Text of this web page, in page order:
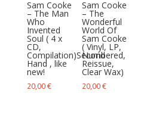
Sam Cooke
– The Man
Who
Invented
Soul ( 4 x
CD,
Compilation)Second
Hand , like
new!
20,00€
Sam Cooke
– The
Wonderful
World Of
Sam Cooke
( Vinyl, LP,
Numbered,
Reissue,
Clear Wax)
20,00€